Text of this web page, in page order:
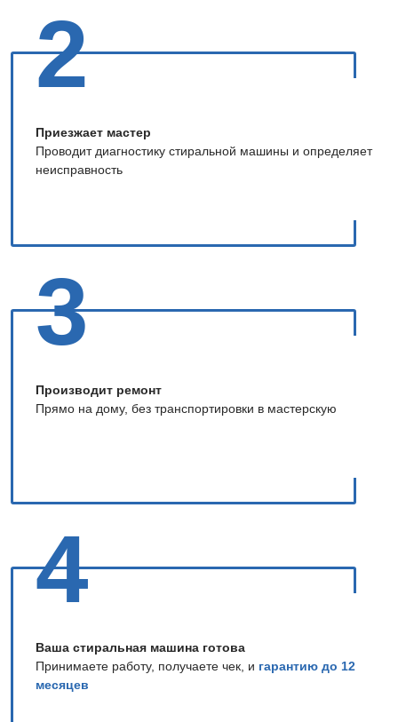
2
Приезжает мастер
Проводит диагностику стиральной машины и определяет
неисправность
3
Производит ремонт
Прямо на дому, без транспортировки в мастерскую
4
Ваша стиральная машина готова
Принимаете работу, получаете чек, и гарантию до 12
месяцев